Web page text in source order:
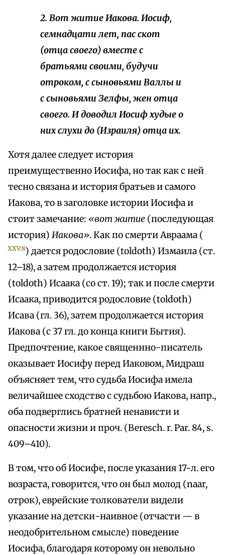
2. Вот житие Иакова. Иосиф,
семнадцати лет, пас скот
(отца своего) вместе с
братьями своими, будучи
отроком, с сыновьями Валлы и
с сыновьями Зелфы, жен отца
своего. И доводил Иосиф худые о
них слухи до (Израиля) отца их.
Хотя далее следует история
преимущественно Иосифа, но так как с ней
тесно связана и история братьев и самого
Иакова, то в заголовке истории Иосифа и
стоит замечание: «вот житие (последующая
история) Иакова». Как по смерти Авраама (
XXV:8) дается родословие (toldoth) Измаила (ст.
12–18), а затем продолжается история
(toldoth) Исаака (со ст. 19); так и после смерти
Исаака, приводится родословие (toldoth)
Исава (гл. 36), затем продолжается история
Иакова (с 37 гл. до конца книги Бытия).
Предпочтение, какое священнно-писатель
оказывает Иосифу перед Иаковом, Мидраш
объясняет тем, что судьба Иосифа имела
величайшее сходство с судьбою Иакова, напр.,
оба подверглись братней ненависти и
опасности жизни и проч. (Beresch. r. Раr. 84, s.
409–410).
В том, что об Иосифе, после указания 17-л. его
возраста, говорится, что он был молод (naar,
отрок), еврейские толкователи видели
указание на детски-наивное (отчасти — в
неодобрительном смысле) поведение
Иосифа, благодаря которому он невольно